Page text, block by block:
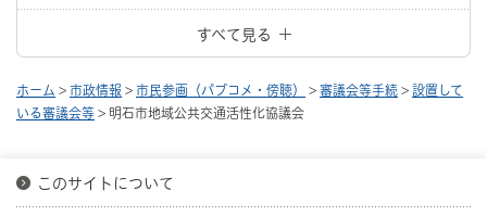
すべて見る
ホーム > 市政情報 > 市民参画（パブコメ・傍聴） > 審議会等手続 > 設置して
いる審議会等 > 明石市地域公共交通活性化協議会
このサイトについて